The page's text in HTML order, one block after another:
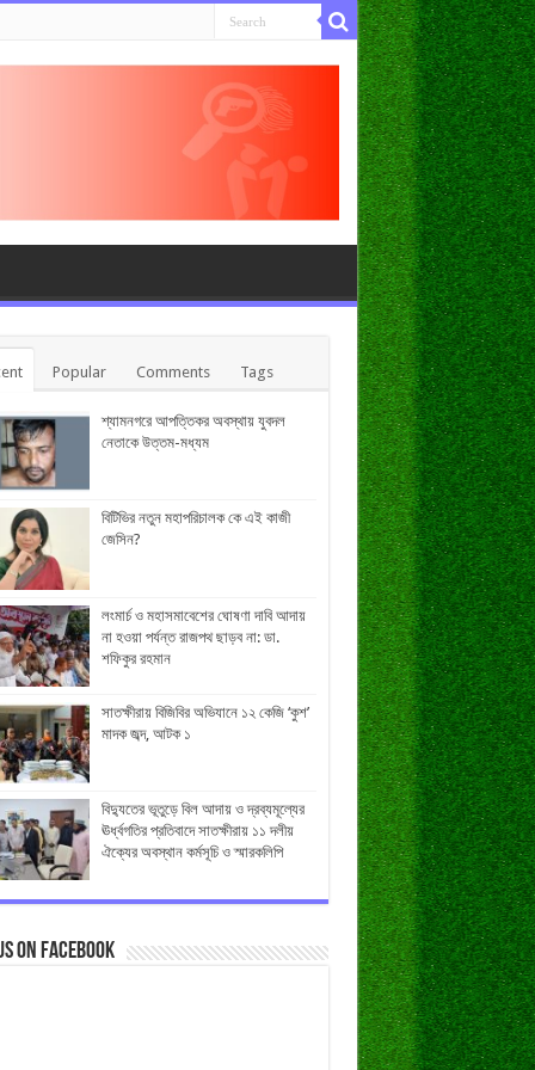
Popular Comments Tags
শ্যামনগরে আপত্তিকর অবস্থায় যুবদল
নেতাকে উত্তম-মধ্যম
বিটিভির নতুন মহাপরিচালক কে এই কাজী
জেসিন?
লংমার্চ ও মহাসমাবেশের ঘোষণা দাবি আদায়
না হওয়া পর্যন্ত রাজপথ ছাড়ব না: ডা.
শফিকুর রহমান
সাতক্ষীরায় বিজিবির অভিযানে ১২ কেজি ‘কুশ’
মাদক জব্দ, আটক ১
বিদ্যুতের ভূতুড়ে বিল আদায় ও দ্রব্যমূল্যের
ঊর্ধ্বগতির প্রতিবাদে সাতক্ষীরায় ১১ দলীয়
ঐক্যের অবস্থান কর্মসূচি ও স্মারকলিপি
on Facebook